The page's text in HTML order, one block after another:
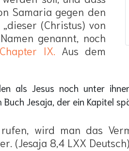
Samaria gegen den
(Christus) von
genannt, noch
IX.
Aus dem
als Jesus noch unter
Jesaja, der ein Kapitel
wird man das
(Jesaja 8,4 LXX Deutsch)